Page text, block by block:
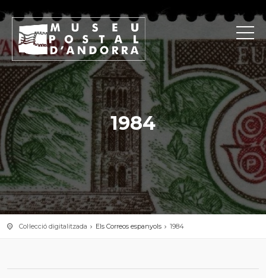
1984
Col·lecció digitalitzada Els Correos espanyols 1984